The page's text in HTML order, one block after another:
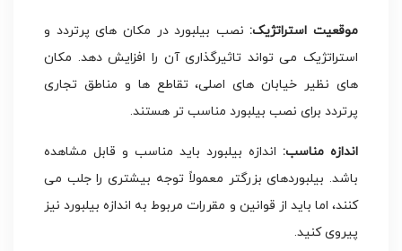
موقعیت استراتژیک:نصب بیلبورد در مکان های پرتردد و
استراتژیک می تواند تاثیرگذاری آن را افزایش دهد. مکان
های نظیر خیابان های اصلی، تقاطع ها و مناطق تجاری
پرتردد برای نصب بیلبورد مناسب تر هستند.
اندازه مناسب: اندازه بیلبورد باید مناسب و قابل مشاهده
باشد. بیلبوردهای بزرگتر معمولاً توجه بیشتری را جلب می
کنند، اما باید از قوانین و مقررات مربوط به اندازه بیلبورد نیز
پیروی کنید.